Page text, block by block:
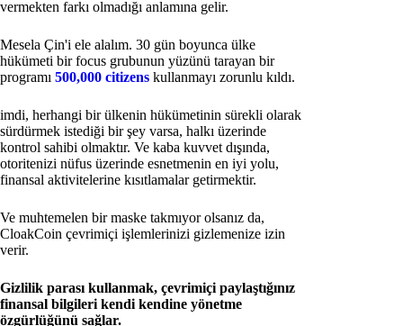
vermekten farkı olmadığı anlamına gelir.
Mesela Çin'i ele alalım. 30 gün boyunca ülke
hükümeti bir focus grubunun yüzünü tarayan bir
programı 500,000 citizens kullanmayı zorunlu kıldı.
imdi, herhangi bir ülkenin hükümetinin sürekli olarak
sürdürmek istediği bir şey varsa, halkı üzerinde
kontrol sahibi olmaktır. Ve kaba kuvvet dışında,
otoritenizi nüfus üzerinde esnetmenin en iyi yolu,
finansal aktivitelerine kısıtlamalar getirmektir.
Ve muhtemelen bir maske takmıyor olsanız da,
CloakCoin çevrimiçi işlemlerinizi gizlemenize izin
verir.
Gizlilik parası kullanmak, çevrimiçi paylaştığınız
finansal bilgileri kendi kendine yönetme
özgürlüğünü sağlar.